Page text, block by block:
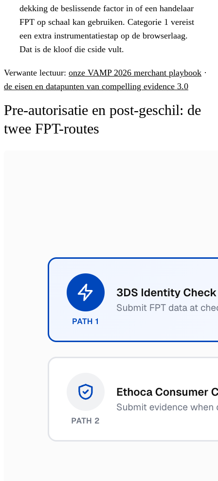
dekking de beslissende factor in of een handelaar
FPT op schaal kan gebruiken. Categorie 1 vereist
een extra instrumentatiestap op de browserlaag.
Dat is de kloof die cside vult.
Verwante lectuur: onze VAMP 2026 merchant playbook ·
de eisen en datapunten van compelling evidence 3.0
Pre-autorisatie en post-geschil: de
twee FPT-routes